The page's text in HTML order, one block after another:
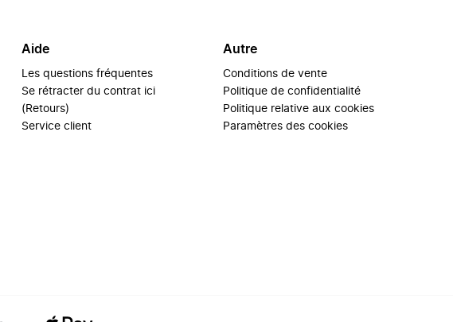
Aide
Les questions fréquentes
Se rétracter du contrat ici
(Retours)
Service client
Autre
Conditions de vente
Politique de confidentialité
Politique relative aux cookies
Paramètres des cookies